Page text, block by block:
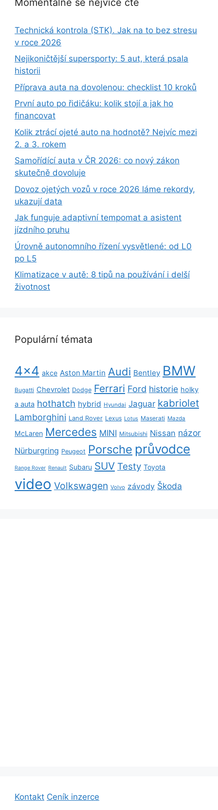
Technická kontrola (STK). Jak na to bez stresu
v roce 2026
Nejikoničtější supersporty: 5 aut, která psala
historii
Příprava auta na dovolenou: checklist 10 kroků
První auto po řidičáku: kolik stojí a jak ho
financovat
Kolik ztrácí ojeté auto na hodnotě? Nejvíc mezi
2. a 3. rokem
Samořídící auta v ČR 2026: co nový zákon
skutečně dovoluje
Dovoz ojetých vozů v roce 2026 láme rekordy,
ukazují data
Jak funguje adaptivní tempomat a asistent
jízdního pruhu
Úrovně autonomního řízení vysvětlené: od L0
po L5
Klimatizace v autě: 8 tipů na používání i delší
životnost
Populární témata
4x4 akce Aston Martin Audi Bentley BMW
Bugatti Chevrolet Dodge Ferrari Ford historie holky
a auta hothatch hybrid Hyundai Jaguar kabriolet
Lamborghini Land Rover Lexus Lotus Maserati Mazda
McLaren Mercedes MINI Mitsubishi Nissan názor
Nürburgring Peugeot Porsche průvodce
Range Rover Renault Subaru SUV Testy Toyota
video Volkswagen Volvo závody Škoda
Kontakt Ceník inzerce